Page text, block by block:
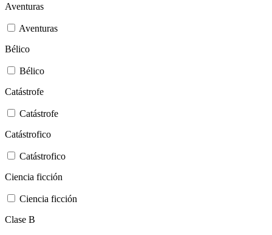
Aventuras
Aventuras
Bélico
Bélico
Catástrofe
Catástrofe
Catástrofico
Catástrofico
Ciencia ficción
Ciencia ficción
Clase B